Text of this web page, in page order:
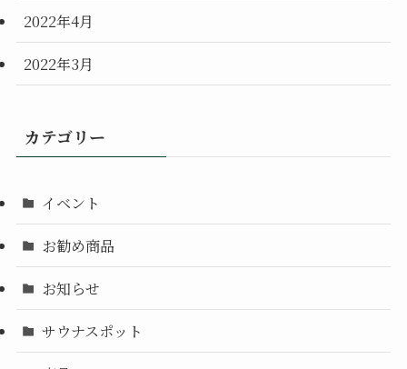
2022年4月
2022年3月
カテゴリー
イベント
お勧め商品
お知らせ
サウナスポット